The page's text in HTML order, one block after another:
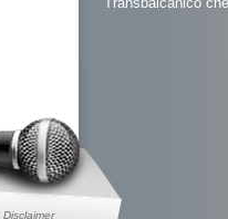
Disclaimer